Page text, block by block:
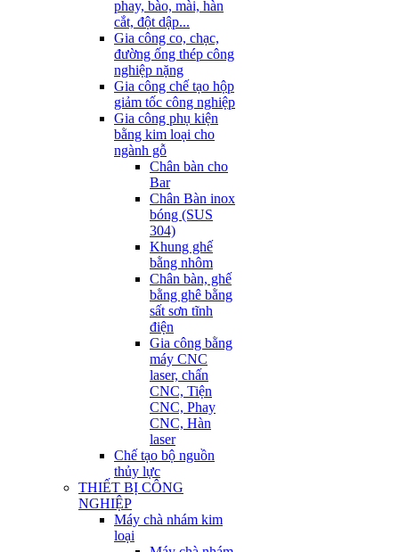
phay, bào, mài, hàn
cắt, đột dập...
Gia công co, chạc,
đường ống thép công
nghiệp nặng
Gia công chế tạo hộp
giảm tốc công nghiệp
Gia công phụ kiện
bằng kim loại cho
ngành gỗ
Chân bàn cho
Bar
Chân Bàn inox
bóng (SUS
304)
Khung ghế
bằng nhôm
Chân bàn, ghế
bằng ghê bằng
sất sơn tĩnh
điện
Gia công bằng
máy CNC
laser, chấn
CNC, Tiện
CNC, Phay
CNC, Hàn
laser
Chế tạo bộ nguồn
thủy lực
THIẾT BỊ CÔNG
NGHIỆP
Máy chà nhám kim
loại